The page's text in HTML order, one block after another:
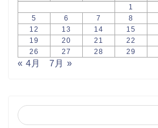
1
5
6 7 8
12
13 14 15
19
20 21 22
26
27 28 29
« 4月 7月 »